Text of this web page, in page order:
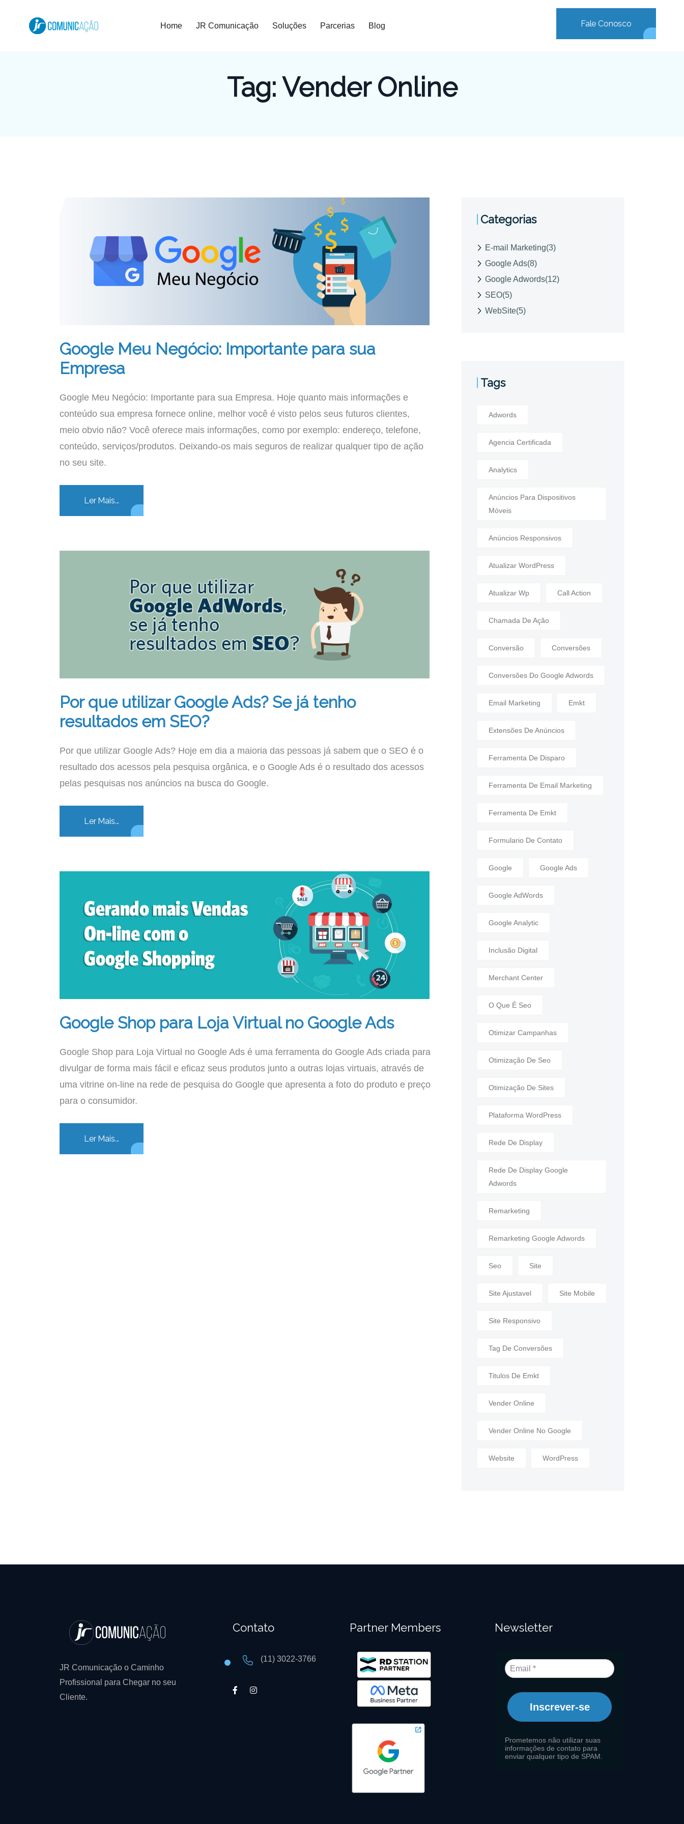
Home JR Comunicação Soluções Parcerias Blog Fale Conosco
Tag:Vender Online
Google Meu Negócio: Importante para sua
Empresa
Google Meu Negócio: Importante para sua Empresa. Hoje quanto mais informações e
conteúdo sua empresa fornece online, melhor você é visto pelos seus futuros clientes,
meio obvio não? Você oferece mais informações, como por exemplo: endereço, telefone,
conteúdo, serviços/produtos. Deixando-os mais seguros de realizar qualquer tipo de ação
no seu site.
Ler Mais...
Por que utilizar Google Ads? Se já tenho
resultados em SEO?
Por que utilizar Google Ads? Hoje em dia a maioria das pessoas já sabem que o SEO é o
resultado dos acessos pela pesquisa orgânica, e o Google Ads é o resultado dos acessos
pelas pesquisas nos anúncios na busca do Google.
Ler Mais...
Google Shop para Loja Virtual no Google Ads
Google Shop para Loja Virtual no Google Ads é uma ferramenta do Google Ads criada para
divulgar de forma mais fácil e eficaz seus produtos junto a outras lojas virtuais, através de
uma vitrine on-line na rede de pesquisa do Google que apresenta a foto do produto e preço
para o consumidor.
Ler Mais...
Categorias
E-mail Marketing(3)
Google Ads(8)
Google Adwords(12)
SEO(5)
WebSite(5)
Tags
Adwords
Agencia Certificada
Analytics
Anúncios Para Dispositivos
Móveis
Anúncios Responsivos
Atualizar WordPress
Atualizar Wp Call Action
Chamada De Ação
Conversão Conversões
Conversões Do Google Adwords
Email Marketing Emkt
Extensões De Anúncios
Ferramenta De Disparo
Ferramenta De Email Marketing
Ferramenta De Emkt
Formulario De Contato
Google Google Ads
Google AdWords
Google Analytic
Inclusão Digital
Merchant Center
O Que É Seo
Otimizar Campanhas
Otimização De Seo
Otimização De Sites
Plataforma WordPress
Rede De Display
Rede De Display Google
Adwords
Remarketing
Remarketing Google Adwords
Seo Site
Site Ajustavel Site Mobile
Site Responsivo
Tag De Conversões
Titulos De Emkt
Vender Online
Vender Online No Google
Website WordPress
JR Comunicação o Caminho
Profissional para Chegar no seu
Cliente.
Contato
(11) 3022-3766
Partner Members Newsletter
Inscrever-se
Prometemos não utilizar suas
informações de contato para
enviar qualquer tipo de SPAM.